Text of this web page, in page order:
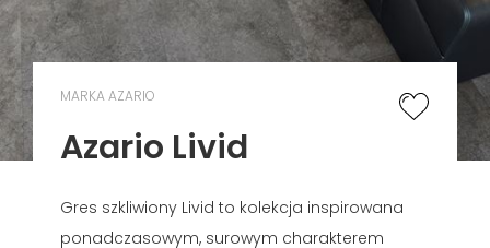
MARKA AZARIO
Azario Livid
Gres szkliwiony Livid to kolekcja inspirowana
ponadczasowym, surowym charakterem